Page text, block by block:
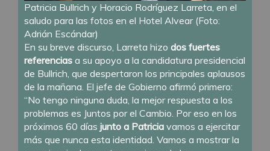
Patricia Bullrich y Horacio Rodríguez Larreta, en el
saludo para las fotos en el Hotel Alvear (Foto:
Adrián Escándar)
En su breve discurso, Larreta hizo dos fuertes
referencias a su apoyo a la candidatura presidencial
de Bullrich, que despertaron los principales aplausos
de la mañana. El jefe de Gobierno afirmó primero:
“No tengo ninguna duda, la mejor respuesta a los
problemas es Juntos por el Cambio. Por eso en los
próximos 60 días junto a Patricia vamos a ejercitar
más que nunca esta identidad. Vamos a mostrar la